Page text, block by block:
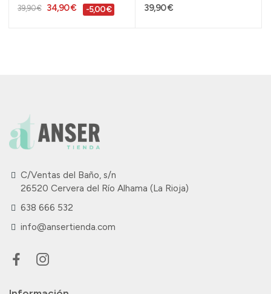
39,90 € 34,90 € -5,00 € 39,90 €
C/Ventas del Baño, s/n
26520 Cervera del Río Alhama (La Rioja)
638 666 532
info@ansertienda.com